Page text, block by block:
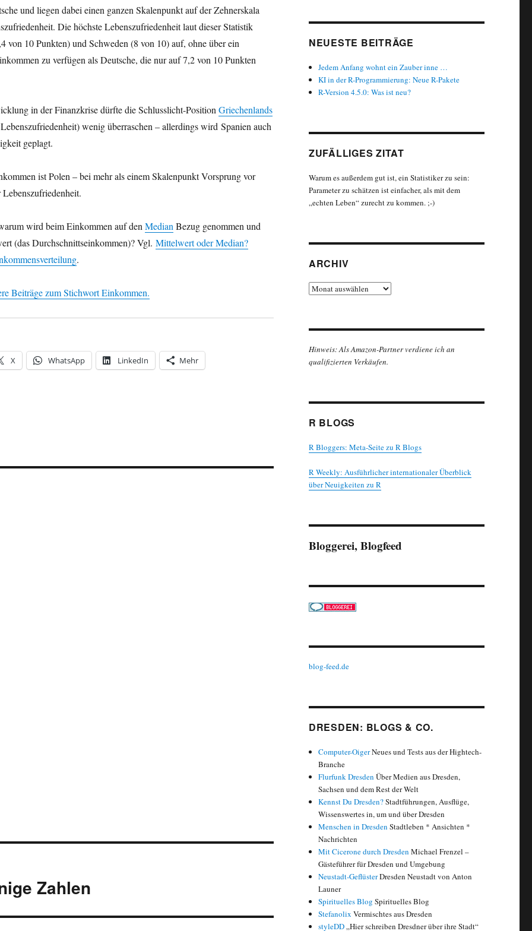
und liegen dabei einen ganzen Skalenpunkt auf der Zehnerskala
Die höchste Lebenszufriedenheit laut dieser Statistik
von 10 Punkten) und Schweden (8 von 10) auf, ohne über ein
zu verfügen als Deutsche, die nur auf 7,2 von 10 Punkten
in der Finanzkrise dürfte die Schlusslicht-Position Griechenlands
wenig überraschen – allerdings wird Spanien auch
geplagt.
ist Polen – bei mehr als einem Skalenpunkt Vorsprung vor
wird beim Einkommen auf den Median Bezug genommen und
(das Durchschnittseinkommen)? Vgl. Mittelwert oder Median?
.
Beiträge zum Stichwort Einkommen.
X WhatsApp LinkedIn Mehr
Zahlen
NEUESTE BEITRÄGE
Jedem Anfang wohnt ein Zauber inne …
KI in der R-Programmierung: Neue R-Pakete
R-Version 4.5.0: Was ist neu?
ZUFÄLLIGES ZITAT
Warum es außerdem gut ist, ein Statistiker zu sein:
Parameter zu schätzen ist einfacher, als mit dem
„echten Leben“ zurecht zu kommen. ;-)
ARCHIV
Archiv
Hinweis: Als Amazon-Partner verdiene ich an
qualifizierten Verkäufen.
R BLOGS
R Bloggers: Meta-Seite zu R Blogs
R Weekly: Ausführlicher internationaler Überblick
über Neuigkeiten zu R
Bloggerei, Blogfeed
blog-feed.de
DRESDEN: BLOGS & CO.
Computer-OigerNeues und Tests aus der Hightech-
Branche
Flurfunk Dresden Über Medien aus Dresden,
Sachsen und dem Rest der Welt
Kennst Du Dresden?Stadtführungen, Ausflüge,
Wissenswertes in, um und über Dresden
Menschen in Dresden Stadtleben * Ansichten *
Nachrichten
Mit Cicerone durch Dresden Michael Frenzel –
Gästeführer für Dresden und Umgebung
Neustadt-GeflüsterDresden Neustadt von Anton
Launer
Spirituelles Blog Spirituelles Blog
Stefanolix Vermischtes aus Dresden
styleDD„Hier schreiben Dresdner über ihre Stadt“